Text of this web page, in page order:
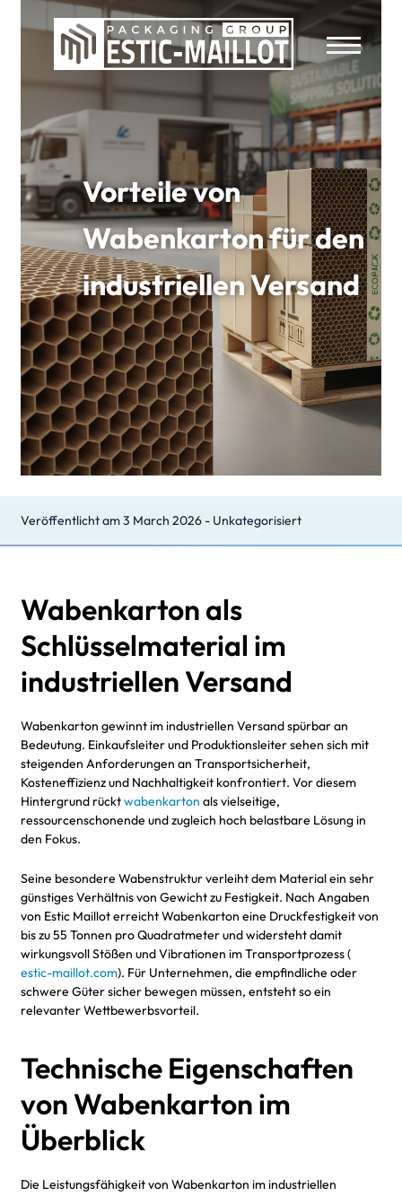
Vorteile von
Wabenkarton für den
industriellen Versand
Veröffentlicht am3 March 2026 - Unkategorisiert
Wabenkarton als
Schlüsselmaterial im
industriellen Versand
Wabenkarton gewinnt im industriellen Versand spürbar an
Bedeutung. Einkaufsleiter und Produktionsleiter sehen sich mit
steigenden Anforderungen an Transportsicherheit,
Kosteneffizienz und Nachhaltigkeit konfrontiert. Vor diesem
Hintergrund rücktwabenkarton als vielseitige,
ressourcenschonende und zugleich hoch belastbare Lösung in
den Fokus.
Seine besondere Wabenstruktur verleiht dem Material ein sehr
günstiges Verhältnis von Gewicht zu Festigkeit. Nach Angaben
von Estic Maillot erreicht Wabenkarton eine Druckfestigkeit von
bis zu 55 Tonnen pro Quadratmeter und widersteht damit
wirkungsvoll Stößen und Vibrationen im Transportprozess (
estic-maillot.com). Für Unternehmen, die empfindliche oder
schwere Güter sicher bewegen müssen, entsteht so ein
relevanter Wettbewerbsvorteil.
Technische Eigenschaften
von Wabenkarton im
Überblick
Die Leistungsfähigkeit von Wabenkarton im industriellen